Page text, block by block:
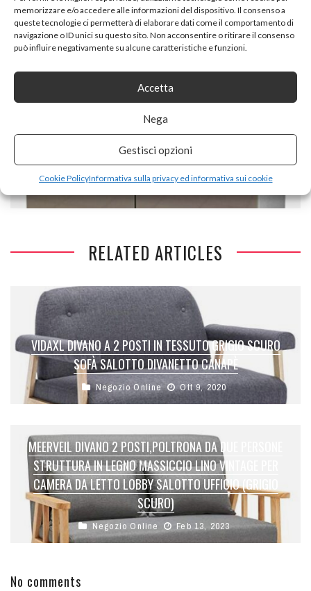
memorizzare e/o accedere alle informazioni del dispositivo. Il consenso a
queste tecnologie ci permetterà di elaborare dati come il comportamento di
navigazione o ID unici su questo sito. Non acconsentire o ritirare il consenso
può influire negativamente su alcune caratteristiche e funzioni.
Accetta
Nega
Gestisci opzioni
Cookie PolicyInformativa sulla privacy ed informativa sui cookie
BRACCIOLI SOLLEVABILE, SCHIENALE ALTO, DI ALTEZZA
REGOLABILE 119-129 CM, PORTATA MASSIMA: 150 KG,
DESIGN ERGONOMICA, NERO,OBG62B
NEXT ARTICLE
BERLENUS ARMADIETTO DA CUCINA CON 2 ANTE, ALTRO,
TORTORA BRILLANTE, 80 X 52 X 83 CM
RELATED ARTICLES
VIDAXL DIVANO A 2 POSTI IN TESSUTO GRIGIO SCURO
SOFÀ SALOTTO DIVANETTO CANAPÈ
Negozio Online Ott 9, 2020
MEERVEIL DIVANO 2 POSTI,POLTRONA DA DUE PERSONE
STRUTTURA IN LEGNO MASSICCIO LINO VINTAGE PER
CAMERA DA LETTO LOBBY SALOTTO UFFICIO (GRIGIO
SCURO)
Negozio Online Feb 13, 2023
No comments